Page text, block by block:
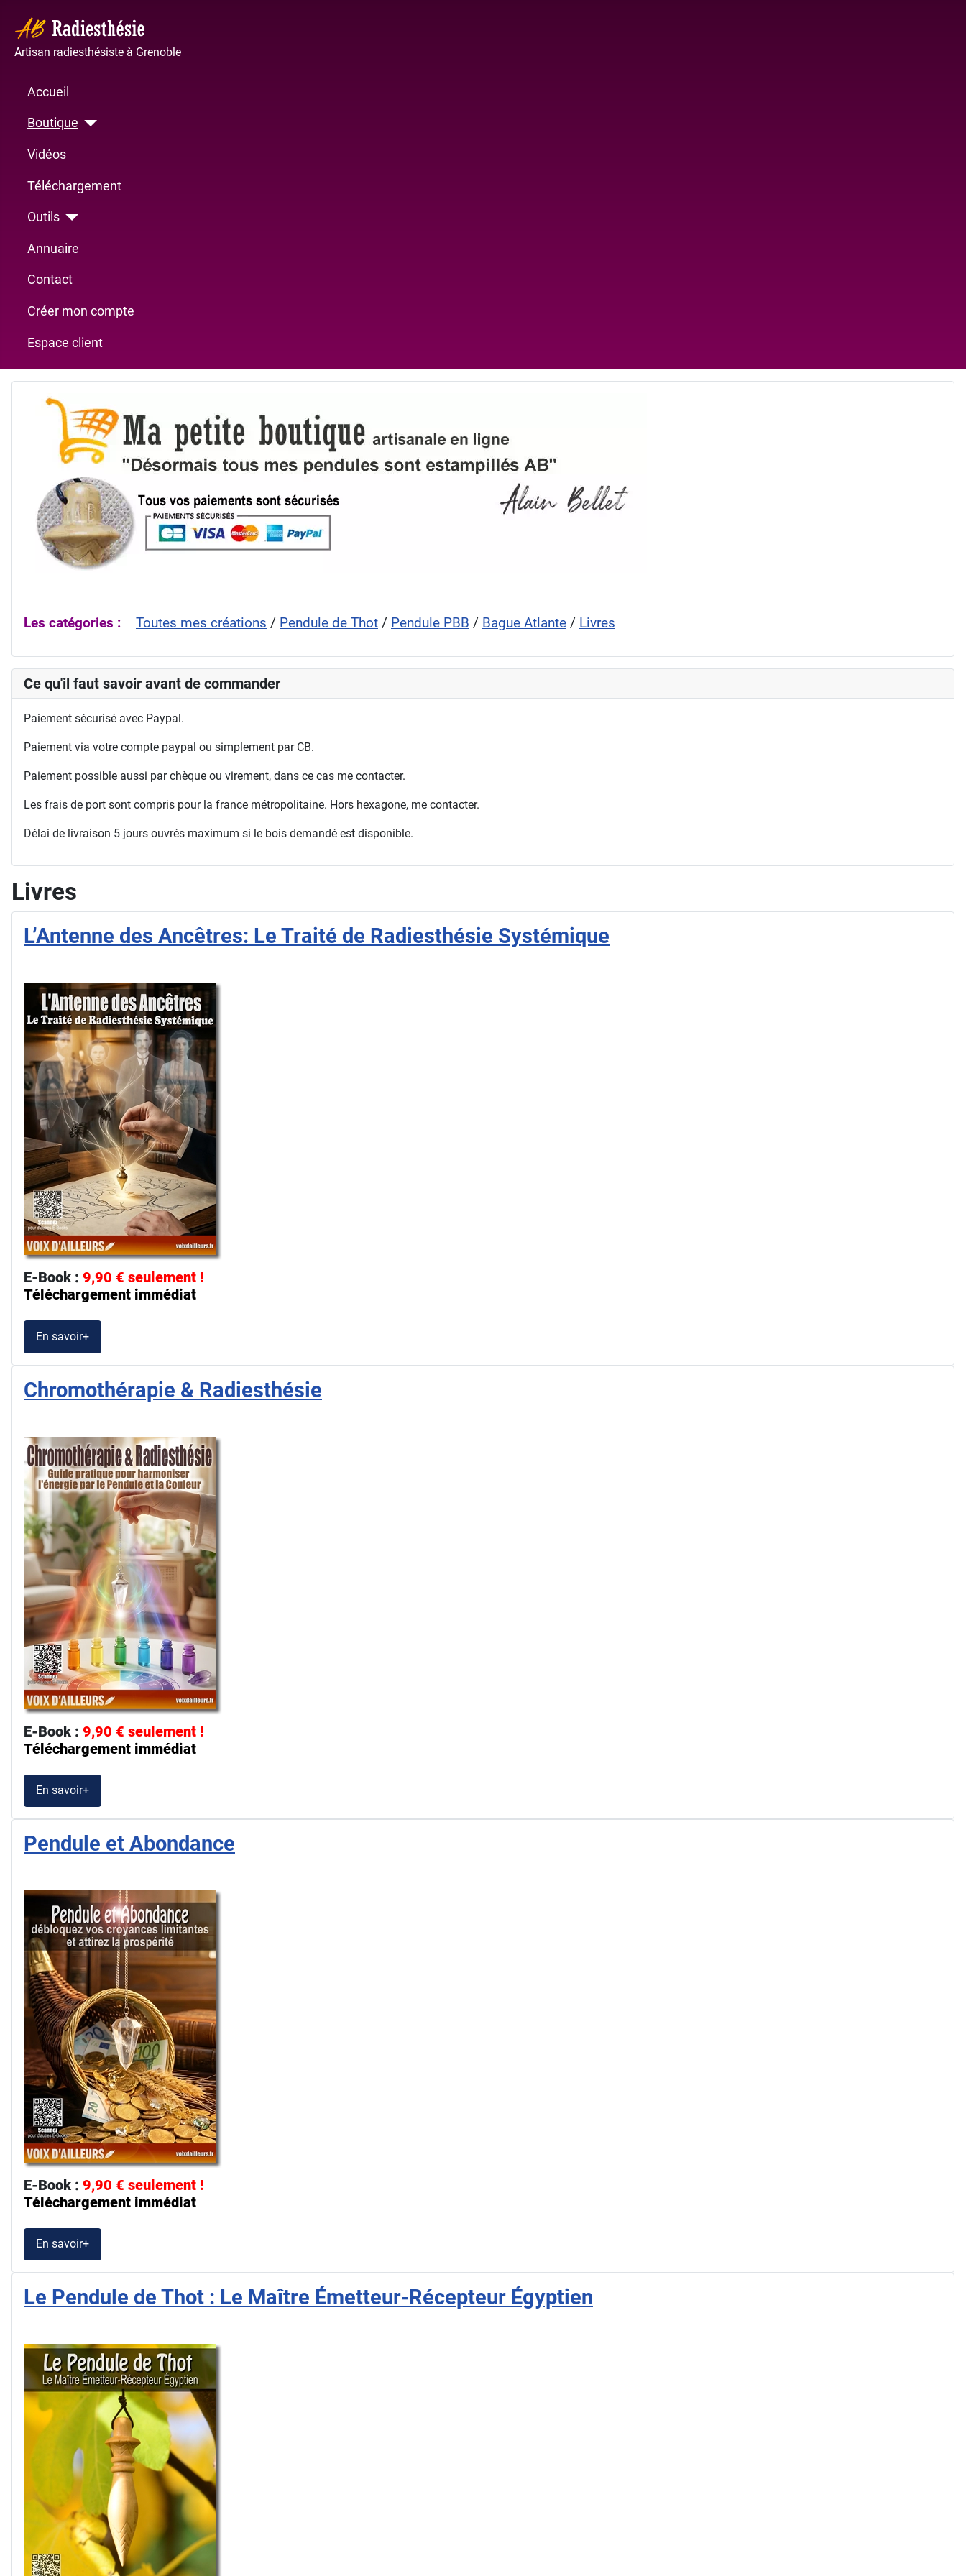
Artisan radiesthésiste à Grenoble
Accueil
Boutique
Vidéos
Téléchargement
Outils
Annuaire
Contact
Créer mon compte
Espace client
Les catégories : Toutes mes créations / Pendule de Thot / Pendule PBB / Bague Atlante / Livres
Ce qu'il faut savoir avant de commander
Paiement sécurisé avec Paypal.
Paiement via votre compte paypal ou simplement par CB.
Paiement possible aussi par chèque ou virement, dans ce cas me contacter.
Les frais de port sont compris pour la france métropolitaine. Hors hexagone, me contacter.
Délai de livraison 5 jours ouvrés maximum si le bois demandé est disponible.
Livres
L’Antenne des Ancêtres: Le Traité de Radiesthésie Systémique
E-Book : 9,90 € seulement !
Téléchargement immédiat
En savoir+
Chromothérapie & Radiesthésie
E-Book : 9,90 € seulement !
Téléchargement immédiat
En savoir+
Pendule et Abondance
E-Book : 9,90 € seulement !
Téléchargement immédiat
En savoir+
Le Pendule de Thot : Le Maître Émetteur-Récepteur Égyptien